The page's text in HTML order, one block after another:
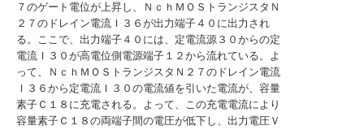
７のゲート電位が上昇し、ＮｃｈＭＯＳトランジスタＮ
２７のドレイン電流Ｉ３６が出力端子４０に出力され
る。ここで、出力端子４０には、定電流源３０からの定
電流Ｉ３０が高電位側電源端子１２から流れている。よ
って、ＮｃｈＭＯＳトランジスタＮ２７のドレイン電流
Ｉ３６から定電流Ｉ３０の電流値を引いた電流が、容量
素子Ｃ１８に充電される。よって、この充電電流により
容量素子Ｃ１８の両端子間の電圧が低下し、出力電圧Ｖ